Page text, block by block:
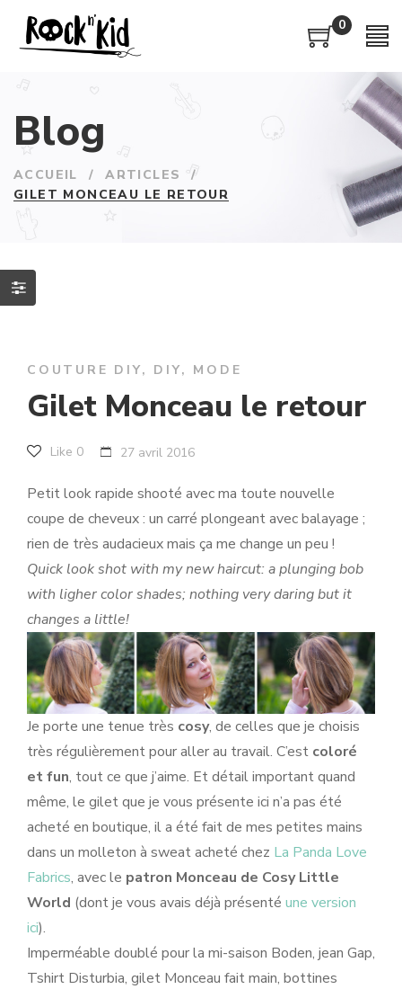
0
Blog
ACCUEIL / ARTICLES
/
GILET MONCEAU LE RETOUR
COUTURE DIY, DIY, MODE
Gilet Monceau le retour
Like 0 27 avril 2016
Petit look rapide shooté avec ma toute nouvelle
coupe de cheveux : un carré plongeant avec balayage ;
rien de très audacieux mais ça me change un peu !
Quick look shot with my new haircut: a plunging bob
with ligher color shades; nothing very daring but it
changes a little!
Je porte une tenue très cosy, de celles que je choisis
très régulièrement pour aller au travail. C’est coloré
et fun, tout ce que j’aime. Et détail important quand
même, le gilet que je vous présente ici n’a pas été
acheté en boutique, il a été fait de mes petites mains
dans un molleton à sweat acheté chez La Panda Love
Fabrics, avec le patron Monceau de Cosy Little
World (dont je vous avais déjà présenté une version
ici).
Imperméable doublé pour la mi-saison Boden, jean Gap,
Tshirt Disturbia, gilet Monceau fait main, bottines